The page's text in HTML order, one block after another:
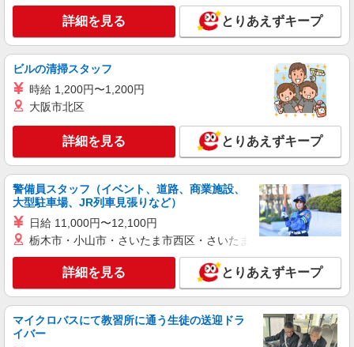
1190円〜 ★20時以降＋150円
大阪府和泉市小田町3-10-1
キープ 詳細を見る
詳細を見る とりあえずキープ
ビルの清掃スタッフ
時給 1,200円〜1,200円
大阪市北区
詳細を見る とりあえずキープ
警備員スタッフ（イベント、道路、商業施設、
大型駐車場、JR列車見張りなど）
日給 11,000円〜12,100円
栃木市・小山市・さいたま市西区・さいたま市岩槻区・久喜市・
詳細を見る とりあえずキープ
マイクロバスにて教習所に通う生徒の送迎ドラ
イバー